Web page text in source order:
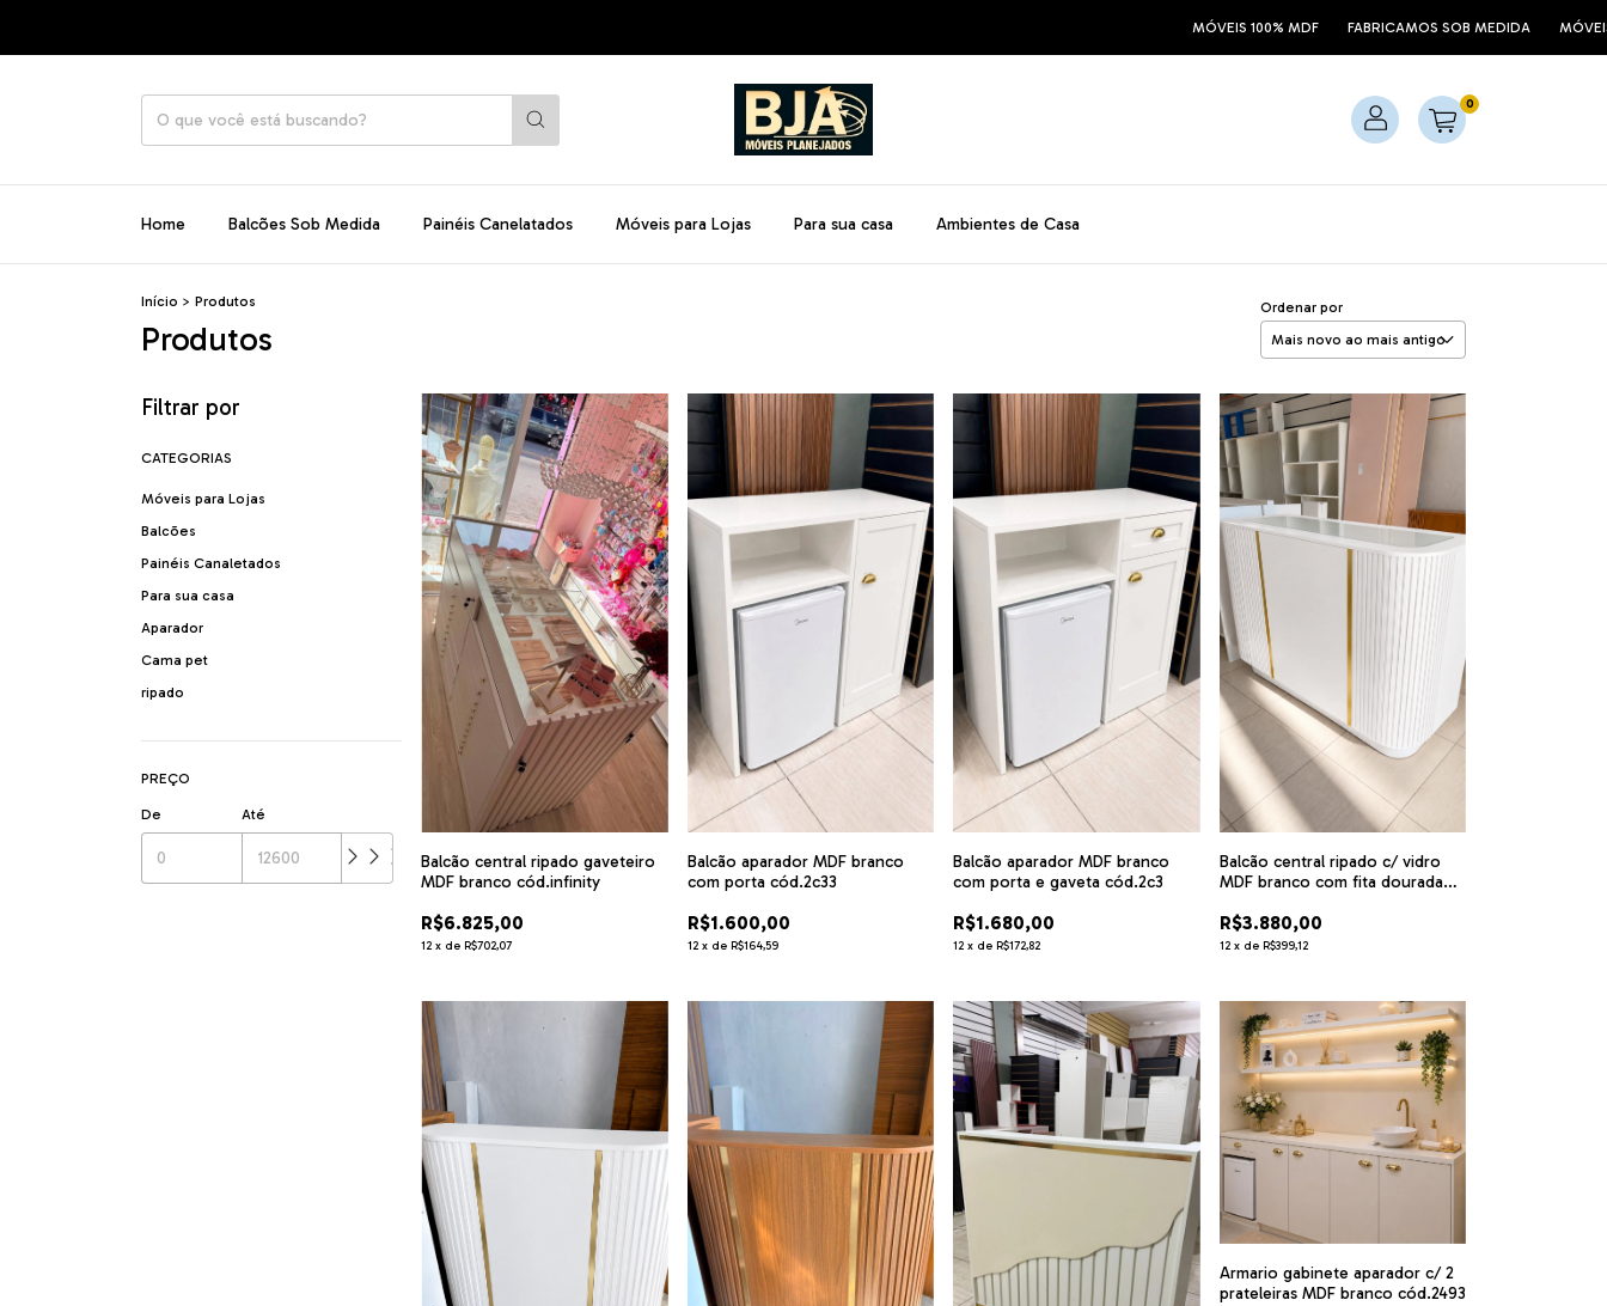
FABRICAMOS SOB MEDIDA MÓVEIS 100% MDF
0
Home Balcões Sob Medida Painéis Canelatados Móveis para Lojas Para sua casa Ambientes de Casa
Início > Produtos
Produtos
Ordenar por
Filtrar por
CATEGORIAS
Móveis para Lojas
Balcões
Painéis Canaletados
Para sua casa
Aparador
Cama pet
ripado
PREÇO
De Até
Balcão central ripado gaveteiro
MDF branco cód.infinity
R$6.825,00
12 x deR$702,07
Balcão aparador MDF branco
com porta cód.2c33
R$1.600,00
12 x de R$164,59
Balcão aparador MDF branco
com porta e gaveta cód.2c3
R$1.680,00
12 x deR$172,82
Balcão central ripado c/ vidro
MDF branco com fita dourada
R$3.880,00
12 x de R$399,12
Armario gabinete aparador c/ 2
prateleiras MDF branco cód.2493